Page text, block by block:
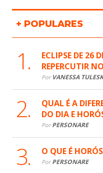
+ POPULARES
ECLIPSE DE 26
REPERCUTIR
Por VANESSA
QUAL É A
DO DIA E
Por PERSONARE
O QUE É
Por PERSONARE